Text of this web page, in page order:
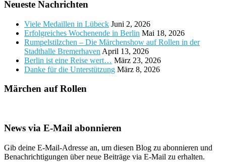
Neueste Nachrichten
Viele Medaillen in Lübeck Juni 2, 2026
Erfolgreiches Wochenende in Berlin Mai 18, 2026
Rumpelstilzchen – Die Märchenshow auf Rollen in der
Stadthalle Bremerhaven April 13, 2026
Berlin ist eine Reise wert… März 23, 2026
Danke für die Unterstützung März 8, 2026
Märchen auf Rollen
News via E-Mail abonnieren
Gib deine E-Mail-Adresse an, um diesen Blog zu abonnieren und
Benachrichtigungen über neue Beiträge via E-Mail zu erhalten.